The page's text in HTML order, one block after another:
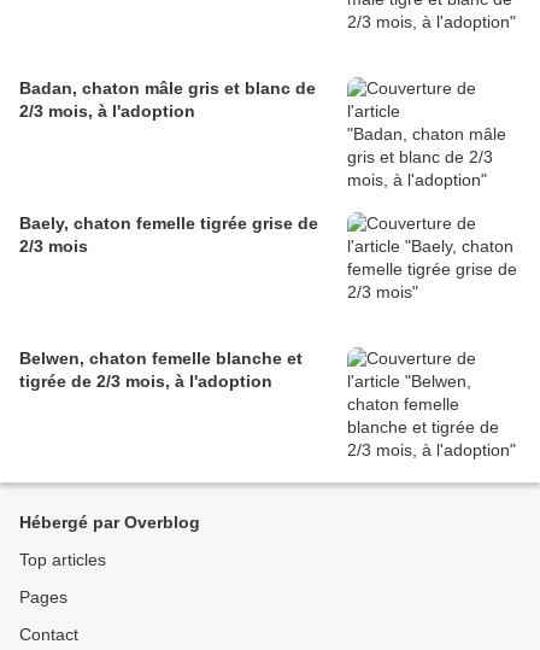
Badan, chaton mâle gris et blanc de
2/3 mois, à l'adoption
Baely, chaton femelle tigrée grise de
2/3 mois
Belwen, chaton femelle blanche et
tigrée de 2/3 mois, à l'adoption
Hébergé par Overblog
Top articles
Pages
Contact